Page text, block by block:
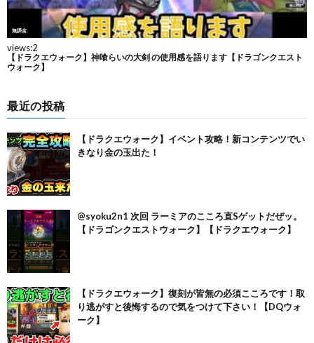
最近の投稿
【ドラクエウォーク】イベント攻略！新コンテンツでい
きなり金の玉出た！
@syoku2n1 次回 ラーミアのこころ直Sゲットだぜッ。
【ドラゴンクエストウォーク】【ドラクエウォーク】
【ドラクエウォーク】復刻が皆無の必須こころです！取
り逃がすと後悔するので気をつけて下さい！【DQウォ
ーク】